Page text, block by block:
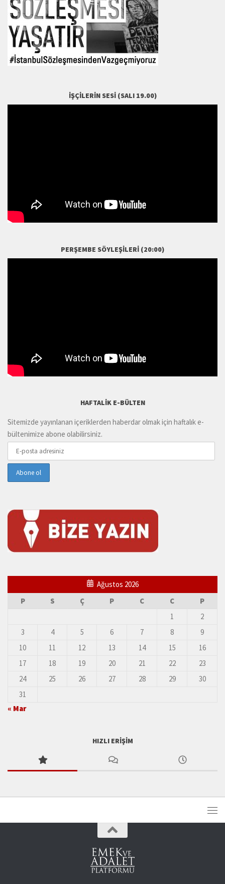
İŞÇILERIN SESI (SALI 19.00)
PERŞEMBE SÖYLEŞILERI (20:00)
HAFTALIK E-BÜLTEN
Sitemizde yayınlanan içeriklerden haberdar olmak için haftalık e-
bültenimize abone olabilirsiniz.
Ağustos 2026
P
S Ç P C C
P
1
2
3
4 5 6 7 8
9
10
11 12 13 14 15
16
17
18 19 20 21 22
23
24
25 26 27 28 29
30
31
« Mar
HIZLI ERIŞIM